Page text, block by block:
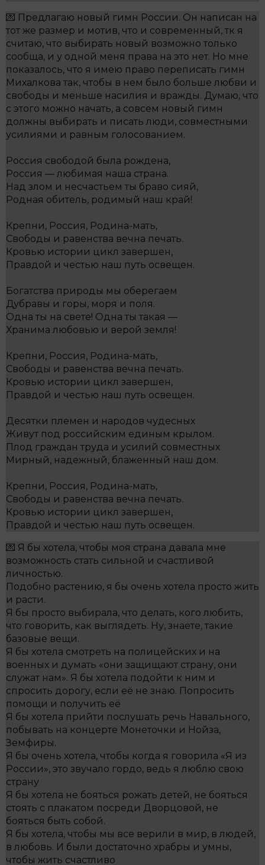
💌 Предлагаю новый гимн России. Он написан на
тот же размер и мотив, что и современный, тк я
считаю, что выбирать новый возможно только
сообща, и у одной меня права на это нет. Но мне
показалось, что я имею право переписать гимн
Михалкова так, чтобы в нем было больше любви и
свободы и меньше насилия и вражды. Думаю, что
с этого можно начать, а совсем новый гимн
должны выбирать и писать люди, совместными
усилиями и равным голосованием.
Россия свободой была рождена,
Россия — любимая наша страна.
Над злом и несчастьем ты браво сияй,
Родная обитель, родимый наш край!
Крепни, Россия, Родина-мать,
Свободы и равенства вечна печать.
Кровью истории цикл завершен,
Правдой и честью наш путь освещен.
Богатства природы мы оберегаем
Дубравы и горы, моря и поля.
Одна ты на свете! Одна ты такая —
Хранима любовью и верой земля!
Крепни, Россия, Родина-мать,
Свободы и равенства вечна печать.
Кровью истории цикл завершен,
Правдой и честью наш путь освещен.
Десятки племен и народов чудесных
Живут под российским единым крылом.
Плод граждан труда и усилий совместных
Мирный, надежный, блаженный наш дом.
Крепни, Россия, Родина-мать,
Свободы и равенства вечна печать.
Кровью истории цикл завершен,
Правдой и честью наш путь освещен.
💌 Я бы хотела, чтобы моя страна давала мне
возможность стать сильной и счастливой
личностью.
Подобно растению, я бы очень хотела просто жить
и расти.
Я бы просто выбирала, что делать, кого любить,
что говорить, как выглядеть. Ну, знаете, такие
базовые вещи.
Я бы хотела смотреть на полицейских и на
военных и думать «они защищают страну, они
служат нам». Я бы хотела подойти к ним и
спросить дорогу, если её не знаю. Попросить
помощи и получить её
Я бы хотела прийти послушать речь Навального,
побывать на концерте Монеточки и Нойза,
Земфиры.
Я бы очень хотела, чтобы когда я говорила «Я из
России», это звучало гордо, ведь я люблю свою
страну
Я бы хотела не бояться рожать детей, не бояться
стоять с плакатом посреди Дворцовой, не
бояться быть собой.
Я бы хотела, чтобы мы все верили в мир, в людей,
в любовь. И были достаточно храбры и умны,
чтобы жить счастливо